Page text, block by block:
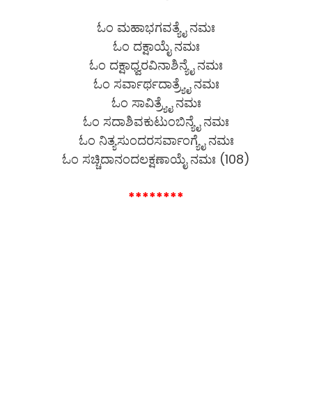
ಓಂ ಮಹಾಭಗವತ್ಯೈ ನಮಃ
ಓಂ ದಕ್ಷಾಯೈ ನಮಃ
ಓಂ ದಕ್ಷಾಧ್ವರವಿನಾಶಿನ್ಯೈ ನಮಃ
ಓಂ ಸರ್ವಾರ್ಥದಾತ್ರ್ಯೈ ನಮಃ
ಓಂ ಸಾವಿತ್ರ್ಯೈ ನಮಃ
ಓಂ ಸದಾಶಿವಕುಟುಂಬಿನ್ಯೈ ನಮಃ
ಓಂ ನಿತ್ಯಸುಂದರಸರ್ವಾಂಗ್ಯೈ ನಮಃ
ಓಂ ಸಚ್ಚಿದಾನಂದಲಕ್ಷಣಾಯೈ ನಮಃ (108)
********